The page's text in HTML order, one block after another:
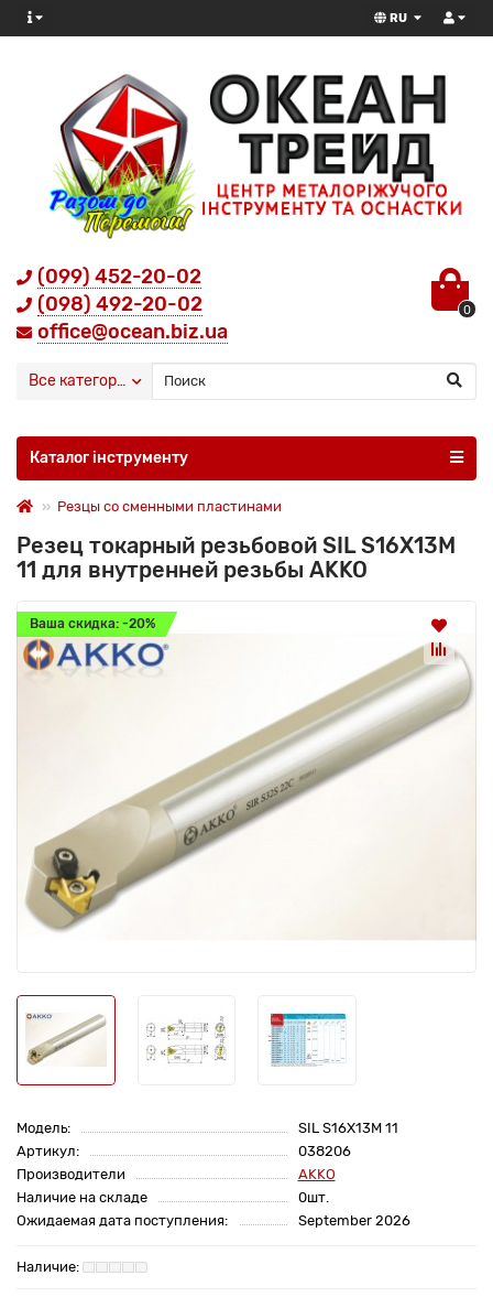
RU
(099) 452-20-02
(098) 492-20-02
office@ocean.biz.ua
0
Все категории
Каталог інструменту
Резцы со сменными пластинами
Резец токарный резьбовой SIL S16X13M
11 для внутренней резьбы AKKO
Ваша скидка: -20%
Модель:
SIL S16X13M 11
Артикул:
038206
Производители
AKKO
Наличие на складе
0шт.
Ожидаемая дата поступления:
September 2026